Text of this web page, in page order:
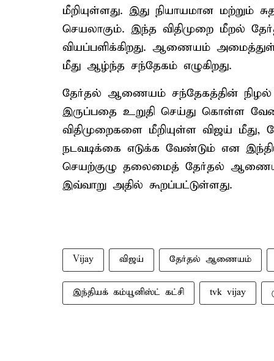
மீறியுள்ளது. இது நியாயமான மற்றும்
செயலாகும். இந்த விதிமுறை மீறல்
வியப்பளிக்கிறது. ஆணையம்
மீது ஆழ்ந்த சந்தேகம் எழுகிறது.
தேர்தல் ஆணையம் சந்தேகத்தின் நிழல்
இருப்பதை உறுதி செய்து கொள்ள
விதிமுறைகளை மீறியுள்ள விஜய்
நடவடிக்கை எடுக்க வேண்டும் என
செயற்குழு தலைமைத் தேர்தல்
இவ்வாறு அதில் கூறப்பட்டுள்ளது.
Vijay விஜய் தேர்தல் ஆணையம்
இந்தியக் கம்யூனிஸ்ட் கட்சி tvk vijay